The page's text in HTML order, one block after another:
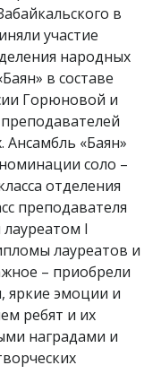
в
участие
народных
в составе
Горюновой и
«Баян»
соло –
отделения
преподавателя
I
лауреатов и
– приобрели
яркие эмоции и
ребят и их
наградами и